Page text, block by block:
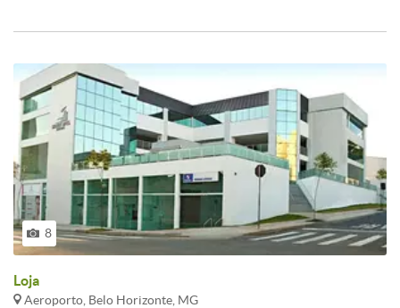
8
Loja
Aeroporto, Belo Horizonte, MG